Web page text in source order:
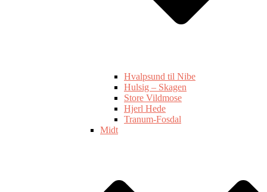
Hvalpsund til Nibe
Hulsig – Skagen
Store Vildmose
Hjerl Hede
Tranum-Fosdal
Midt